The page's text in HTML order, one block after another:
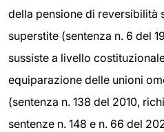
della pensione di reversibilità
superstite (sentenza n. 6 del
sussiste a livello
equiparazione delle unioni
(sentenza n. 138 del 2010,
sentenze n. 148 e n. 66 del